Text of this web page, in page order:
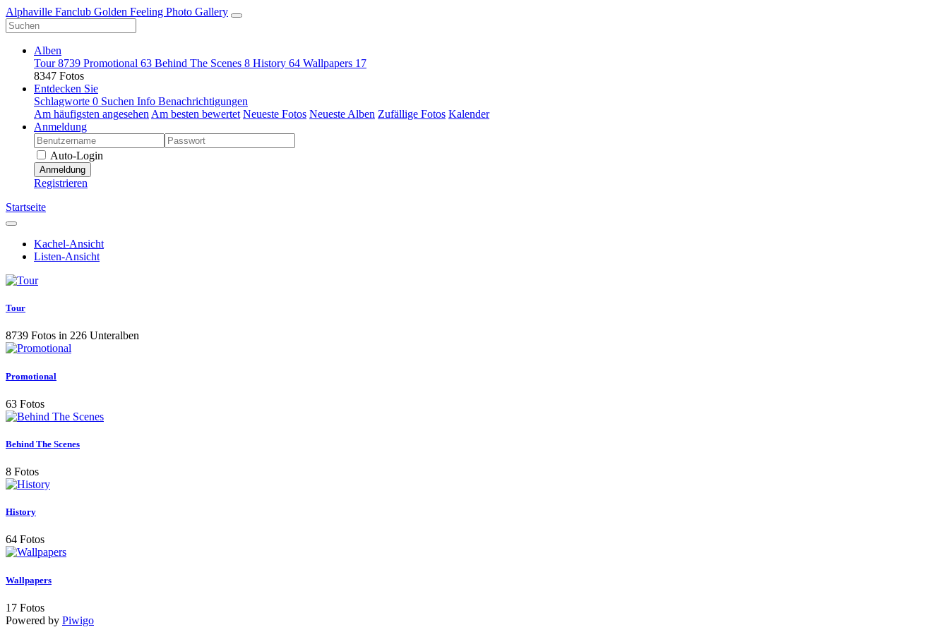
Alphaville Fanclub Golden Feeling Photo Gallery
Alben
Tour8739 Promotional 63 Behind The Scenes 8 History 64 Wallpapers 17
8347 Fotos
Entdecken Sie
Schlagworte 0 Suchen Info Benachrichtigungen
Am häufigsten angesehen Am besten bewertet Neueste Fotos Neueste Alben Zufällige Fotos Kalender
Anmeldung
Auto-Login
Anmeldung
Registrieren
Startseite
Kachel-Ansicht
Listen-Ansicht
Tour
8739 Fotos in 226 Unteralben
Promotional
63 Fotos
Behind The Scenes
8 Fotos
History
64 Fotos
Wallpapers
17 Fotos
Powered by Piwigo